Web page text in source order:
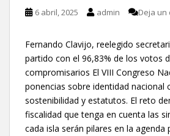
6 abril, 2025 admin Deja un
Fernando Clavijo, reelegido
partido con el 96,83% de los votos
compromisarios El VIII Congreso
ponencias sobre identidad nacional
sostenibilidad y estatutos. El reto
fiscalidad que tenga en cuenta las
cada isla serán pilares en la agenda